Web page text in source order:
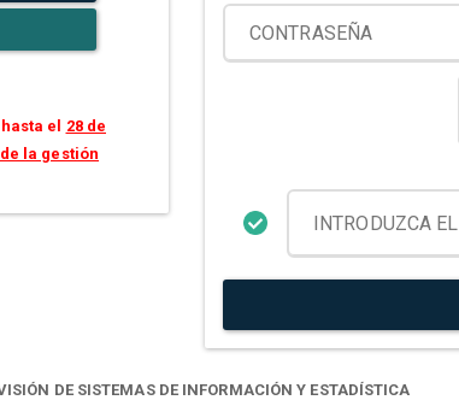
el 28 de
la gestión
DE SISTEMAS DE INFORMACIÓN Y ESTADÍSTICA